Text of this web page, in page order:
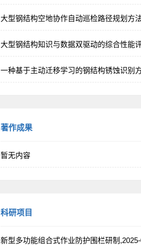
大型钢结构空地协作自动巡检路径规划方
大型钢结构知识与数据双驱动的综合性能
一种基于主动迁移学习的钢结构锈蚀识别
著作成果
暂无内容
科研项目
新型多功能组合式作业防护围栏研制